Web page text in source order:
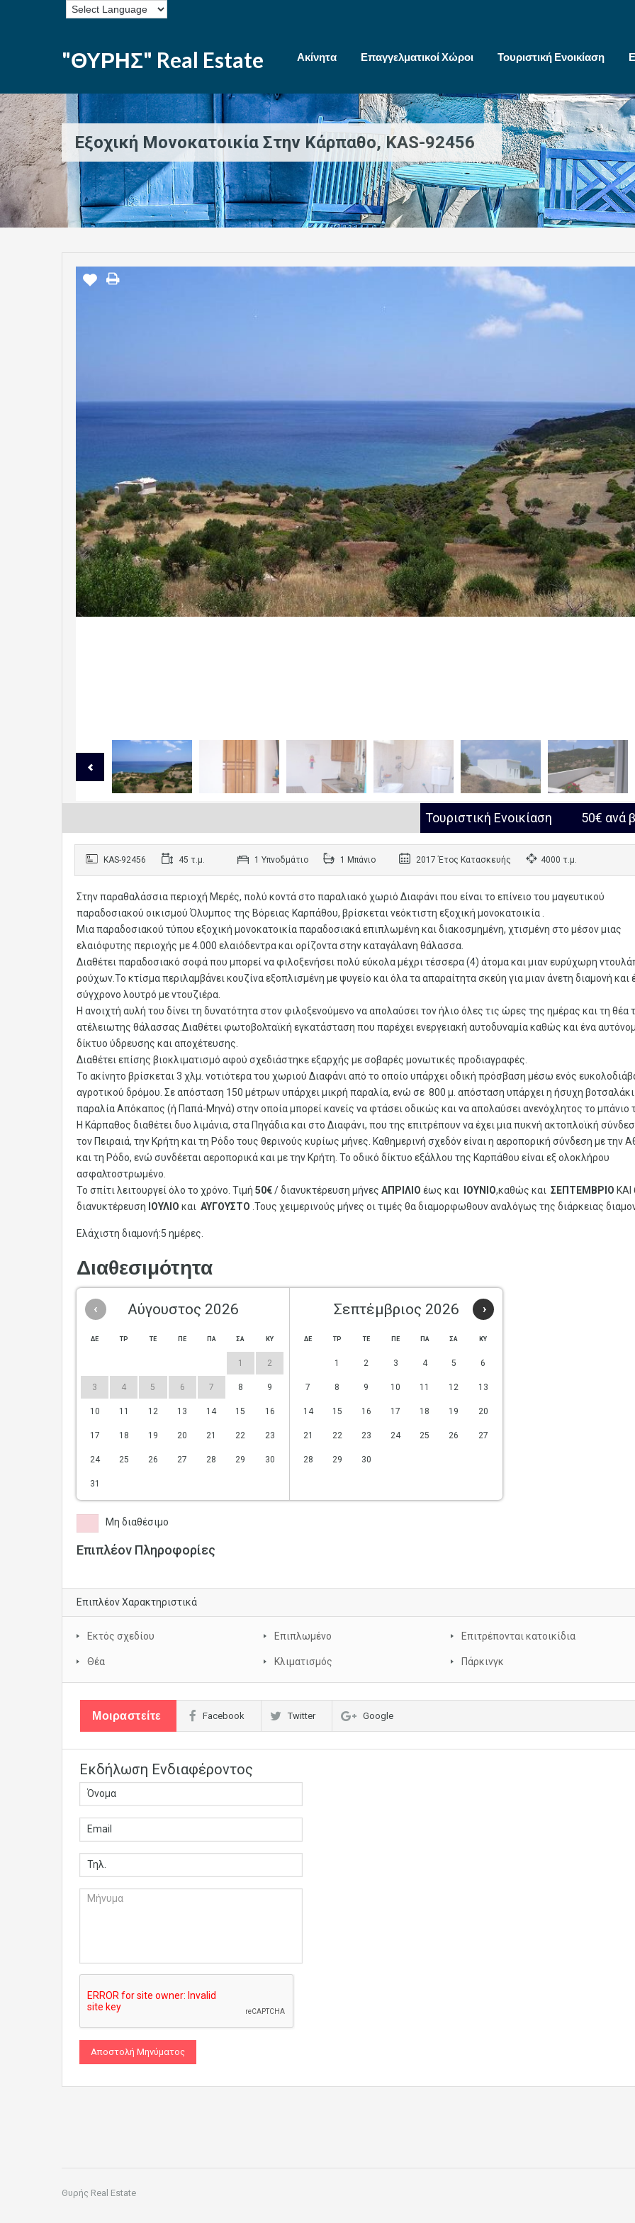
"ΘΥΡΗΣ" Real Estate Ακίνητα Επαγγελματικοί Χώροι Τουριστική Ενοικίαση
Εξοχική Μονοκατοικία Στην Κάρπαθο, KAS-92456
Τουριστική Ενοικίαση 50€ ανά
KAS-92456 45 τ.μ. 1 Υπνοδμάτιο 1 Μπάνιο 2017 Έτος Κατασκευής 4000 τ.μ.
Στην παραθαλάσσια περιοχή Μερές, πολύ κοντά στο παραλιακό χωριό Διαφάνι που είναι το επίνειο του μαγευτικού
παραδοσιακού οικισμού Όλυμπος της Βόρειας Καρπάθου, βρίσκεται νεόκτιστη εξοχική μονοκατοικία .
Μια παραδοσιακού τύπου εξοχική μονοκατοικία παραδοσιακά επιπλωμένη και διακοσμημένη, χτισμένη στο μέσον μιας
ελαιόφυτης περιοχής με 4.000 ελαιόδεντρα και ορίζοντα στην καταγάλανη θάλασσα.
Διαθέτει παραδοσιακό σοφά που μπορεί να φιλοξενήσει πολύ εύκολα μέχρι τέσσερα (4) άτομα και μιαν ευρύχωρη
ρούχων.Το κτίσμα περιλαμβάνει κουζίνα εξοπλισμένη με ψυγείο και όλα τα απαραίτητα σκεύη για μιαν άνετη διαμονή και
σύγχρονο λουτρό με ντουζιέρα.
Η ανοιχτή αυλή του δίνει τη δυνατότητα στον φιλοξενούμενο να απολαύσει τον ήλιο όλες τις ώρες της ημέρας και τη θέα
ατέλειωτης θάλασσας.Διαθέτει φωτοβολταϊκή εγκατάσταση που παρέχει ενεργειακή αυτοδυναμία καθώς και ένα
δίκτυο ύδρευσης και αποχέτευσης.
Διαθέτει επίσης βιοκλιματισμό αφού σχεδιάστηκε εξαρχής με σοβαρές μονωτικές προδιαγραφές.
Το ακίνητο βρίσκεται 3 χλμ. νοτιότερα του χωριού Διαφάνι από το οποίο υπάρχει οδική πρόσβαση μέσω ενός
αγροτικού δρόμου. Σε απόσταση 150 μέτρων υπάρχει μικρή παραλία, ενώ σε 800 μ. απόσταση υπάρχει η ήσυχη βοτσαλάκι
παραλία Απόκαπος (ή Παπά-Μηνά) στην οποία μπορεί κανείς να φτάσει οδικώς και να απολαύσει ανενόχλητος το μπάνιο
Η Κάρπαθος διαθέτει δυο λιμάνια, στα Πηγάδια και στο Διαφάνι, που της επιτρέπουν να έχει μια πυκνή ακτοπλοϊκή
τον Πειραιά, την Κρήτη και τη Ρόδο τους θερινούς κυρίως μήνες. Καθημερινή σχεδόν είναι η αεροπορική σύνδεση με την
και τη Ρόδο, ενώ συνδέεται αεροπορικά και με την Κρήτη. Το οδικό δίκτυο εξάλλου της Καρπάθου είναι εξ ολοκλήρου
ασφαλτοστρωμένο.
Το σπίτι λειτουργεί όλο το χρόνο. Τιμή 50€/ διανυκτέρευση μήνες ΑΠΡΙΛΙΟ έως και ΙΟΥΝΙΟ,καθώς και ΣΕΠΤΕΜΒΡΙΟ ΚΑΙ
διανυκτέρευση ΙΟΥΛΙΟ και ΑΥΓΟΥΣΤΟ .Τους χειμερινούς μήνες οι τιμές θα διαμορφωθουν αναλόγως της διάρκειας
Ελάχιστη διαμονή:5 ημέρες.
Διαθεσιμότητα
‹ ›
Αύγουστος 2026
ΔΕ ΤΡ ΤΕ ΠΕ ΠΑ ΣΑ ΚΥ
1 2
3 4 5 6 7 8 9
10 11 12 13 14 15 16
17 18 19 20 21 22 23
24 25 26 27 28 29 30
31
Σεπτέμβριος 2026
ΔΕ ΤΡ ΤΕ ΠΕ ΠΑ ΣΑ ΚΥ
1 2 3 4 5 6
7 8 9 10 11 12 13
14 15 16 17 18 19 20
21 22 23 24 25 26 27
28 29 30
Μη διαθέσιμο
Επιπλέον Πληροφορίες
Επιπλέον Χαρακτηριστικά
Εκτός σχεδίου Επιπλωμένο Επιτρέπονται κατοικίδια
Θέα Κλιματισμός Πάρκινγκ
Μοιραστείτε Facebook Twitter Google
Εκδήλωση Ενδιαφέροντος
Θυρής Real Estate